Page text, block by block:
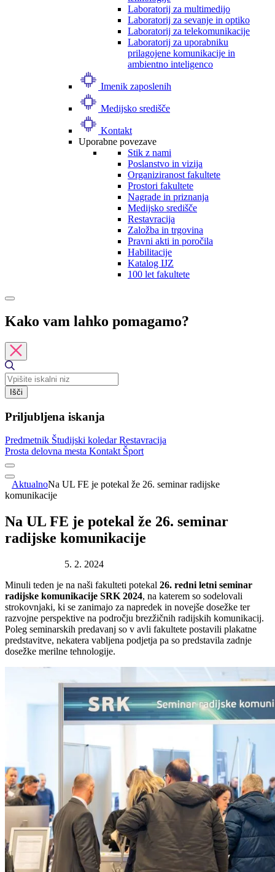
Laboratorij za multimedijo
Laboratorij za sevanje in optiko
Laboratorij za telekomunikacije
Laboratorij za uporabniku
prilagojene komunikacije in
ambientno inteligenco
Imenik zaposlenih
Medijsko središče
Kontakt
Uporabne povezave
Stik z nami
Poslanstvo in vizija
Organiziranost fakultete
Prostori fakultete
Nagrade in priznanja
Medijsko središče
Restavracija
Založba in trgovina
Pravni akti in poročila
Habilitacije
Katalog IJZ
100 let fakultete
Kako vam lahko pomagamo?
Išči
Priljubljena iskanja
Predmetnik Študijski koledarRestavracija
Prosta delovna mesta Kontakt Šport
AktualnoNa UL FE je potekal že 26. seminar radijske
komunikacije
Na UL FE je potekal že 26. seminar
radijske komunikacije
5. 2. 2024
Minuli teden je na naši fakulteti potekal 26. redni letni seminar
radijske komunikacije SRK 2024, na katerem so sodelovali
strokovnjaki, ki se zanimajo za napredek in novejše dosežke ter
razvojne perspektive na področju brezžičnih radijskih komunikacij.
Poleg seminarskih predavanj so v avli fakultete postavili plakatne
predstavitve, nekatera vabljena podjetja pa so predstavila zadnje
dosežke merilne tehnologije.